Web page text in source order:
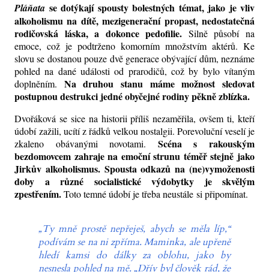
Pláňata se dotýkají spousty bolestných témat, jako je vliv
alkoholismu na dítě, mezigenerační propast, nedostatečná
rodičovská láska, a dokonce pedofilie. Silně působí na
emoce, což je podtrženo komorním množstvím aktérů. Ke
slovu se dostanou pouze dvě generace obývající dům, neznáme
pohled na dané události od prarodičů, což by bylo vítaným
doplněním. Na druhou stanu máme možnost sledovat
postupnou destrukci jedné obyčejné rodiny pěkně zblízka.
Dvořáková se sice na historii příliš nezaměřila, ovšem ti, kteří
údobízažili, ucítí z řádků velkou nostalgii. Porevoluční veselí je
zkaleno obávanými novotami. Scéna s rakouským
bezdomovcem zahraje na emoční strunu téměř stejně jako
Jirkův alkoholismus. Spousta odkazů na (ne)vymoženosti
doby a různé socialistické výdobytky je skvělým
zpestřením.Toto temné údobí je třeba neustále si připomínat.
„Ty mně prostě nepřeješ, abych se měla líp,“
podívám se na ni zpříma. Maminka, ale upřeně
hledí kamsi do dálky za oblohu, jako by
nesnesla pohled na mě. „Dřív byl člověk rád, že